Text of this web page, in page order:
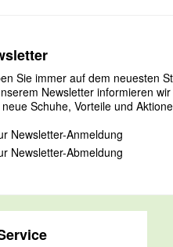
Sie immer auf dem neuesten
Newsletter informieren wir
Schuhe, Vorteile und
Newsletter-Anmeldung
Newsletter-Abmeldung